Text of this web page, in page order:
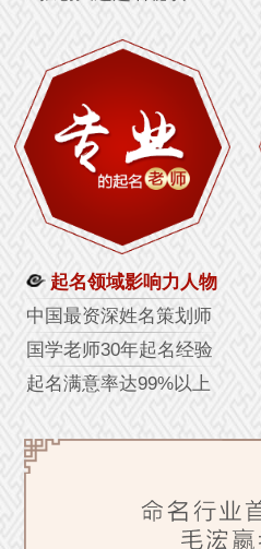
起名领域影响力人物
中国最资深姓名策划师
国学老师30年起名经验
起名满意率达99%以上